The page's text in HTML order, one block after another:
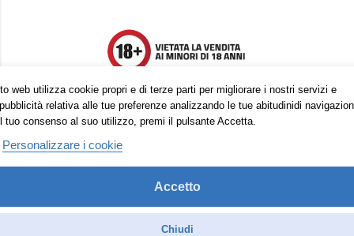
web utilizza cookie propri e di terze parti per migliorare i nostri servizi e
relativa alle tue preferenze analizzando le tue abitudinidi
tuo consenso al suo utilizzo, premi il pulsante Accetta.
Personalizzare i cookie
Accetto
Chiudi
Trovaci anche su: